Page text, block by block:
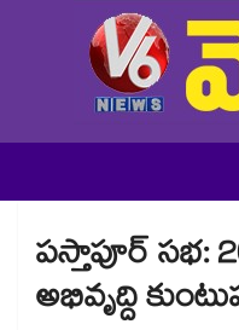
పస్తాపూర్​ సభ:
అభివృద్ది